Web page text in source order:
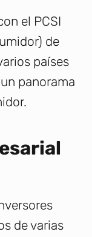
el PCSI
de
países
panorama
de varias